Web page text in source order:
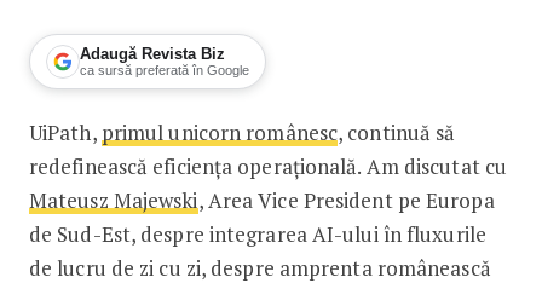
Adaugă Revista Biz
ca sursă preferată în Google
Mateusz Majewski, UiPath: Bătălia
UiPath, primul unicorn românesc, continuă să
redefinească eficiența operațională. Am discutat cu
Mateusz Majewski, Area Vice President pe Europa
de Sud-Est, despre integrarea AI-ului în fluxurile
de lucru de zi cu zi, despre amprenta românească